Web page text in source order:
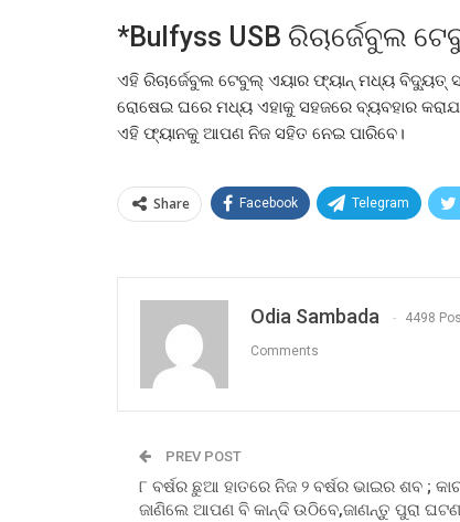
*Bulfyss USB ରିଚାର୍ଜେବୁଲ
ଏହି ରିଚାର୍ଜେବୁଲ ଟେବୁଲ୍ ଏୟାର ଫ୍ୟାନ୍ ମଧ୍ୟ
ରୋଷେଇ ଘରେ ମଧ୍ୟ ଏହାକୁ ସହଜରେ ବ୍ୟବହାର
ଏହି ଫ୍ୟାନକୁ ଆପଣ ନିଜ ସହିତ ନେଇ ପାରିବେ।
Share Facebook Telegram
Odia Sambada 4498
Comments
PREV POST
୮ ବର୍ଷର ଛୁଆ ହାତରେ ନିଜ ୨ ବର୍ଷର ଭାଇର ଶବ ;
ଜାଣିଲେ ଆପଣ ବି କାନ୍ଦି ଉଠିବେ,ଜାଣନ୍ତୁ ପୁରା